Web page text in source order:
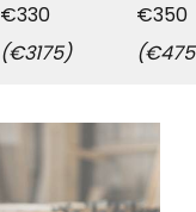
€330
(€3175)
€350